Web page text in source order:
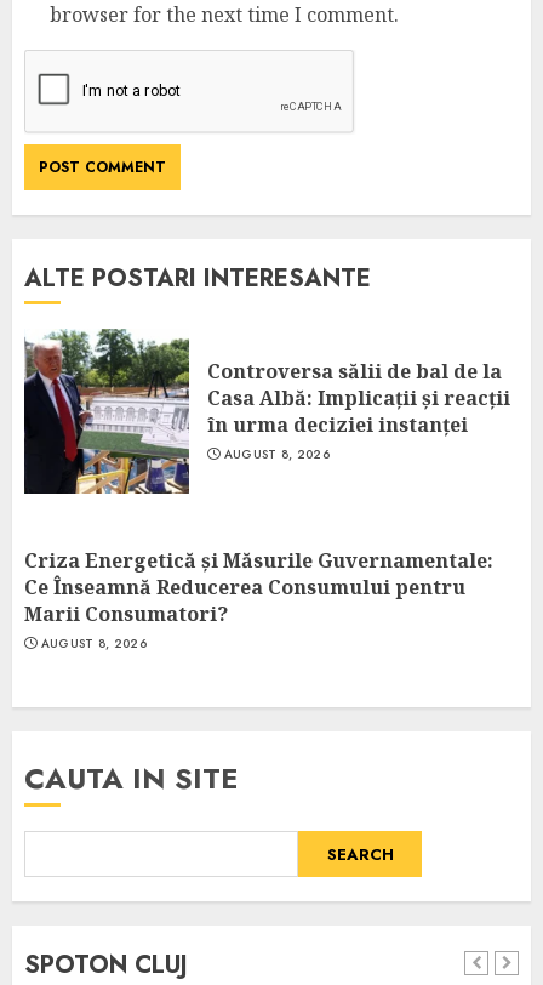
browser for the next time I comment.
ALTE POSTARI INTERESANTE
Controversa sălii de bal de la
Casa Albă: Implicații și reacții
în urma deciziei instanței
AUGUST 8, 2026
Criza Energetică și Măsurile Guvernamentale:
Ce Înseamnă Reducerea Consumului pentru
Marii Consumatori?
AUGUST 8, 2026
CAUTA IN SITE
SEARCH
SPOTON CLUJ